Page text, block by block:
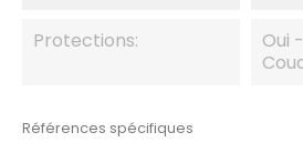
Protections:
Oui
Références spécifiques